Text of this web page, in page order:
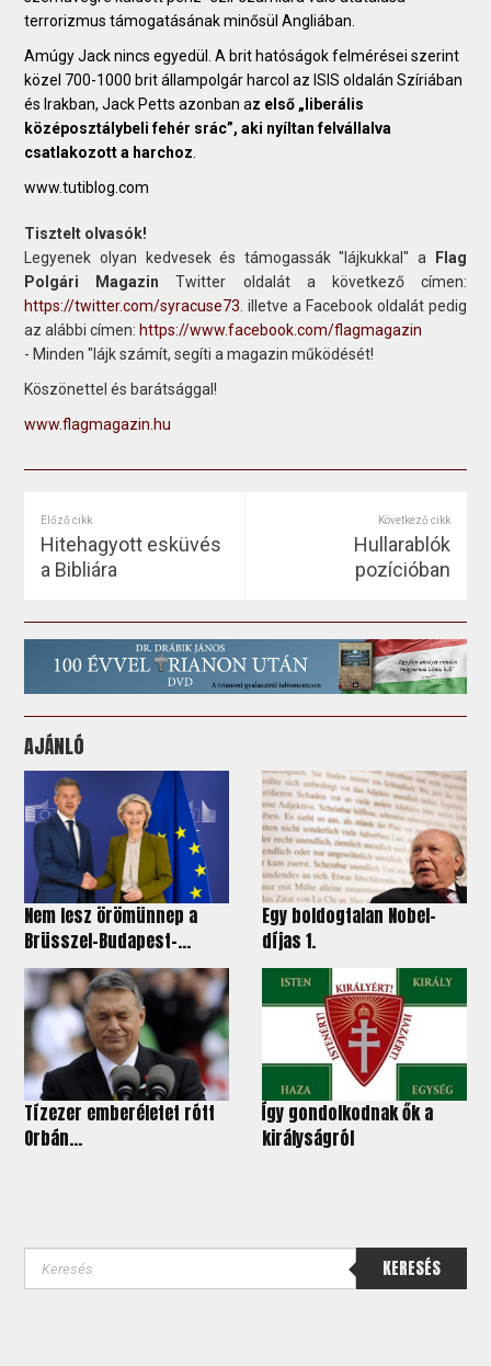
terrorizmus támogatásának minősül Angliában.
Amúgy Jack nincs egyedül. A brit hatóságok felmérései szerint
közel 700-1000 brit állampolgár harcol az ISIS oldalán Szíriában
és Irakban, Jack Petts azonban az első „liberális
középosztálybeli fehér srác”, aki nyíltan felvállalva
csatlakozott a harchoz
www.tutiblog.com
Tisztelt olvasók!
Legyenek olyan kedvesek és támogassák "lájkukkal" a
Flag
Polgári Magazin Twitter oldalát a következő címen:
https://twitter.com/syracuse73 . illetve a Facebook oldalát pedig
az alábbi címen: https://www.facebook.com/flagmagazin
- Minden "lájk számít, segíti a magazin működését!
Köszönettel és barátsággal!
www.flagmagazin.hu
Előző cikk
Hitehagyott esküvés
a Bibliára
Következő cikk
Hullarablók
pozícióban
AJÁNLÓ
Nem lesz örömünnep a
Brüsszel–Budapest-...
Egy boldogtalan Nobel-
díjas 1.
Tízezer emberéletet rótt
Orbán...
Így gondolkodnak ők a
királyságról
KERESÉS